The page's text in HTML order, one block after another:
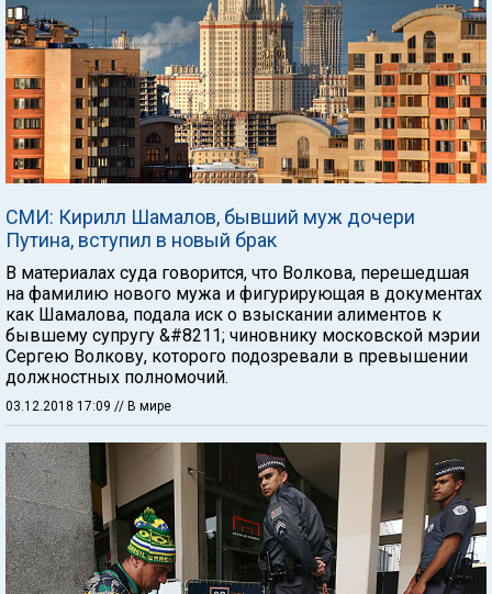
СМИ: Кирилл Шамалов, бывший муж дочери
Путина, вступил в новый брак
В материалах суда говорится, что Волкова, перешедшая
на фамилию нового мужа и фигурирующая в документах
как Шамалова, подала иск о взыскании алиментов к
бывшему супругу &#8211; чиновнику московской мэрии
Сергею Волкову, которого подозревали в превышении
должностных полномочий.
03.12.2018 17:09 // В мире